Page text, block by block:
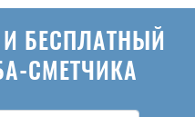
И БЕСПЛАТНЫЙ
СМЕТЧИКА